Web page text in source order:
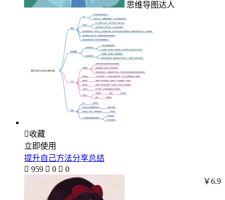
思维导图达人
收藏
立即使用
提升自己方法分享总结
 959  0  0
￥6.9